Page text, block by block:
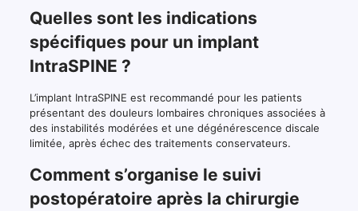
tableau
selon
le
texte
dans
la
colonne
Indications
vertébraux
IntraSPINE
et
alternatives
Quelles sont les indications
spécifiques pour un implant
IntraSPINE ?
L’implant IntraSPINE est recommandé pour les patients
présentant des douleurs lombaires chroniques associées à
des instabilités modérées et une dégénérescence discale
limitée, après échec des traitements conservateurs.
Comment s’organise le suivi
postopératoire après la chirurgie